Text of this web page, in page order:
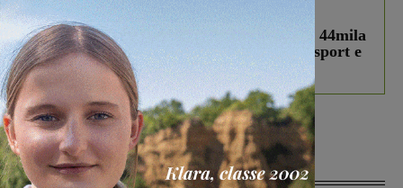
In vetrina 3 Agosto 2026
Estra Notizie agosto: Smart Cities, oltre 44mila
studenti coinvolti, torna il bando per lo sport e
debutta il podcast Estrair
Più lette